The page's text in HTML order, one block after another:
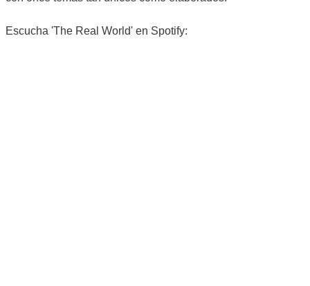
Escucha 'The Real World' en Spotify: